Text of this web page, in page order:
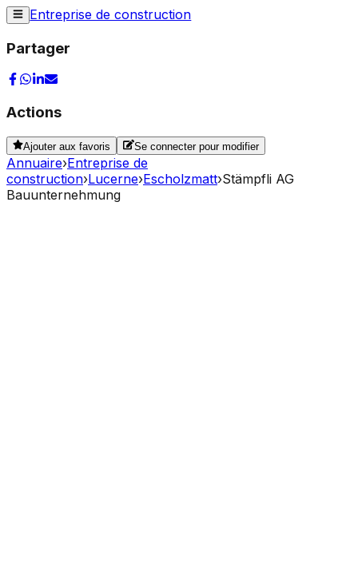
Entreprise de construction
Partager
Actions
Ajouter aux favoris Se connecter pour modifier
Annuaire›Entreprise de
construction›Lucerne›Escholzmatt›Stämpfli AG
Bauunternehmung